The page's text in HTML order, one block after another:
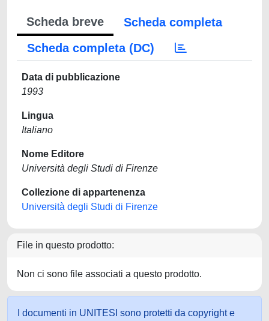
Scheda breve
Scheda completa
Scheda completa (DC)
Data di pubblicazione
1993
Lingua
Italiano
Nome Editore
Università degli Studi di Firenze
Collezione di appartenenza
Università degli Studi di Firenze
File in questo prodotto:
Non ci sono file associati a questo prodotto.
I documenti in UNITESI sono protetti da copyright e